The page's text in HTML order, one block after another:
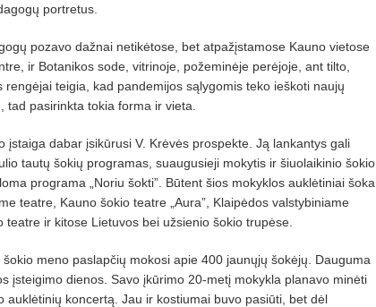
portretus.
pozavo dažnai netikėtose, bet atpažįstamose Kauno vietose
ir Botanikos sode, vitrinoje, požeminėje perėjoje, ant tilto,
teigia, kad pandemijos sąlygomis teko ieškoti naujų
pasirinkta tokia forma ir vieta.
įstaiga dabar įsikūrusi V. Krėvės prospekte. Ją lankantys gali
tautų šokių programas, suaugusieji mokytis ir šiuolaikinio šokio,
programa „Noriu šokti”. Būtent šios mokyklos auklėtiniai šoka
teatre, Kauno šokio teatre „Aura”, Klaipėdos valstybiniame
teatre ir kitose Lietuvos bei užsienio šokio trupėse.
meno paslapčių mokosi apie 400 jaunųjų šokėjų. Dauguma
įsteigimo dienos. Savo įkūrimo 20-metį mokykla planavo minėti
auklėtinių koncertą. Jau ir kostiumai buvo pasiūti, bet dėl